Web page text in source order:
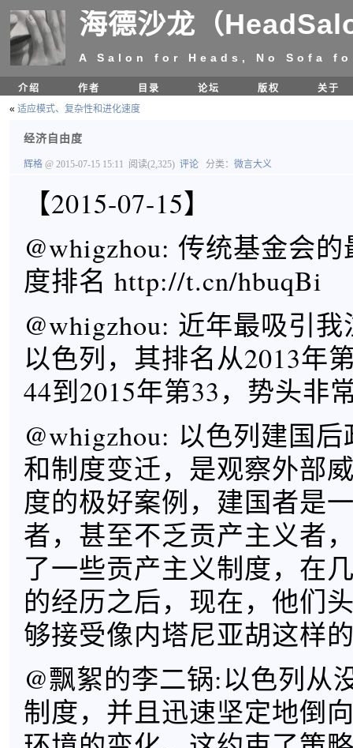
海德沙龙（
A Salon for Heads, No Sofa
介绍 作者 目录 论坛 版权
关于
« 适应模式、复杂性和进化速度
经济自由度
辉格 @ 2015-07-15 15:11 阅读(2,325) 评论 分类： 微言大义
【2015-07-15】
@whigzhou: 传统基金会
度排名 http://t.cn/hbuqBi
@whigzhou: 近年最吸引
以色列，其排名从2013年
44到2015年第33，势头非
@whigzhou: 以色列建国
和制度变迁，是观察外部
度的极好案例，建国者是
者，甚至不乏贡产主义者
了一些贡产主义制度，在
的经历之后，现在，他们
够接受像内塔尼亚胡这样
@飘絮的李二锅:以色列从
制度，并且迅速坚定地倒